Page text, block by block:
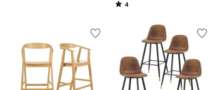
4
/